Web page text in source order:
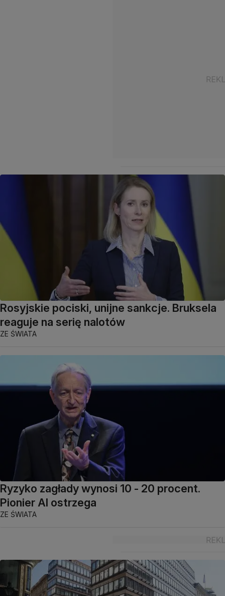
Rosyjskie pociski, unijne sankcje. Bruksela
reaguje na serię nalotów
ZE ŚWIATA
Ryzyko zagłady wynosi 10 - 20 procent.
Pionier AI ostrzega
ZE ŚWIATA